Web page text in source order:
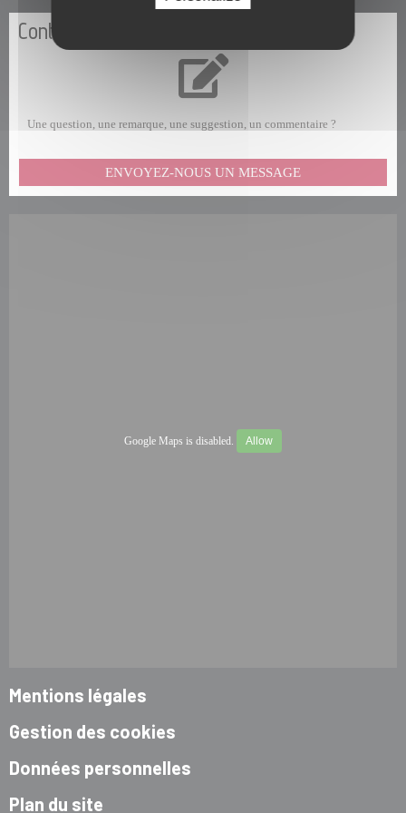
Contactez-nous
Une question, une remarque, une suggestion, un commentaire ?
ENVOYEZ-NOUS UN MESSAGE
Google Maps is disabled. Allow
Mentions légales
Gestion des cookies
Données personnelles
Plan du site